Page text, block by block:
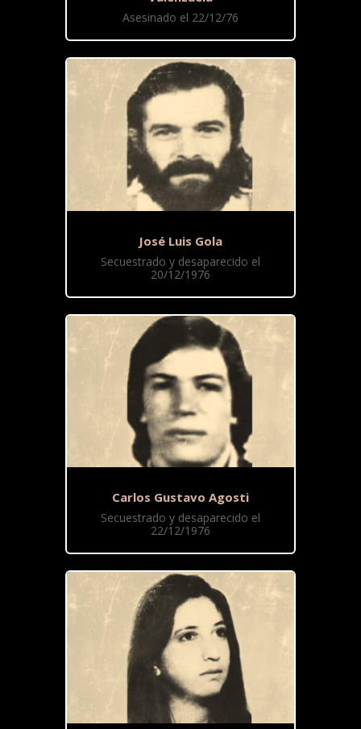
Asesinado el 22/12/76
José Luis Gola
Secuestrado y desaparecido el
20/12/1976
Carlos Gustavo Agosti
Secuestrado y desaparecido el
22/12/1976